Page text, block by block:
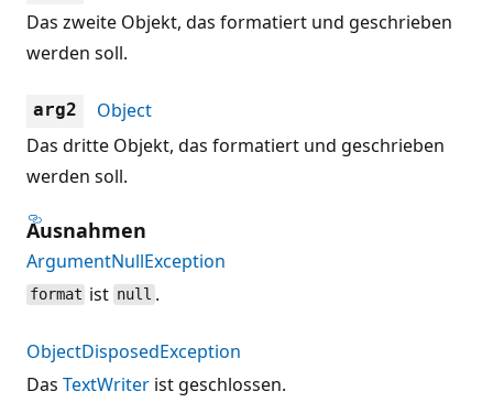
Das zweite Objekt, das formatiert und geschrieben
werden soll.
arg2
Object
Das dritte Objekt, das formatiert und geschrieben
werden soll.
Ausnahmen
ArgumentNullException
format ist null .
ObjectDisposedException
Das TextWriter ist geschlossen.